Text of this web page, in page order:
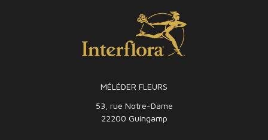
MÉLÉDER FLEURS
53, rue Notre-Dame
22200 Guingamp